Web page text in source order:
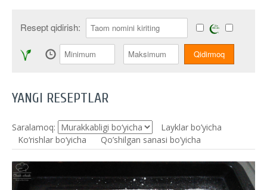
Resept qidirish:
YANGI RESEPTLAR
Saralamoq:
Layklar bo’yicha
Ko‘rishlar bo‘yicha
Qo’shilgan sanasi bo’yicha